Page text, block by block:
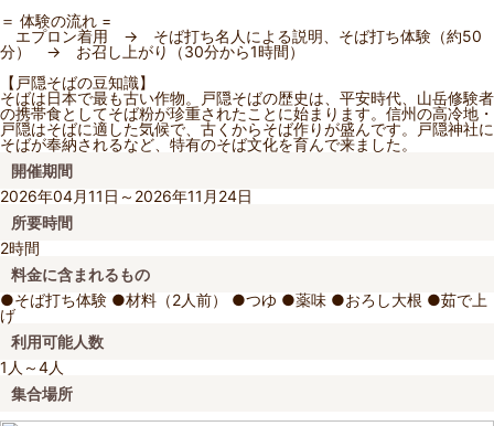
＝ 体験の流れ =
エプロン着用 → そば打ち名人による説明、そば打ち体験（約50
分） → お召し上がり（30分から1時間）
【戸隠そばの豆知識】
そばは日本で最も古い作物。戸隠そばの歴史は、平安時代、山岳修験者
の携帯食としてそば粉が珍重されたことに始まります。信州の高冷地・
戸隠はそばに適した気候で、古くからそば作りが盛んです。戸隠神社に
そばが奉納されるなど、特有のそば文化を育んで来ました。
開催期間
2026年04月11日～2026年11月24日
所要時間
2時間
料金に含まれるもの
●そば打ち体験 ●材料（2人前） ●つゆ ●薬味 ●おろし大根 ●茹で上
げ
利用可能人数
1人～4人
集合場所